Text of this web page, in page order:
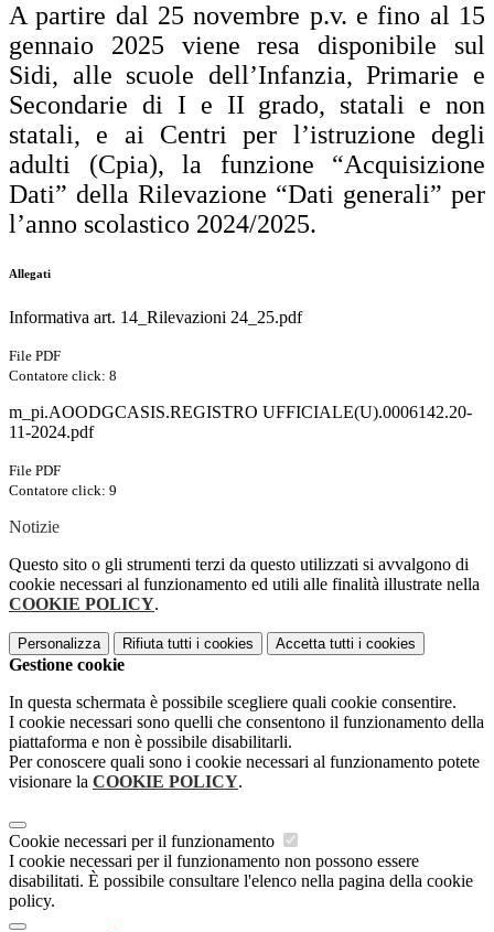
A partire dal 25 novembre p.v. e fino al 15
gennaio 2025 viene resa disponibile sul
Sidi, alle scuole dell’Infanzia, Primarie e
Secondarie di I e II grado, statali e non
statali, e ai Centri per l’istruzione degli
adulti (Cpia), la funzione “Acquisizione
Dati” della Rilevazione “Dati generali” per
l’anno scolastico 2024/2025.
Allegati
Informativa art. 14_Rilevazioni 24_25.pdf
File PDF
Contatore click: 8
m_pi.AOODGCASIS.REGISTRO UFFICIALE(U).0006142.20-
11-2024.pdf
File PDF
Contatore click: 9
Notizie
Questo sito o gli strumenti terzi da questo utilizzati si avvalgono di
cookie necessari al funzionamento ed utili alle finalità illustrate nella
COOKIE POLICY.
Personalizza Rifiuta tutti i cookies Accetta tutti i cookies
Gestione cookie
In questa schermata è possibile scegliere quali cookie consentire.
I cookie necessari sono quelli che consentono il funzionamento della
piattaforma e non è possibile disabilitarli.
Per conoscere quali sono i cookie necessari al funzionamento potete
visionare la COOKIE POLICY.
Cookie necessari per il funzionamento
I cookie necessari per il funzionamento non possono essere
disabilitati. È possibile consultare l'elenco nella pagina della cookie
policy.